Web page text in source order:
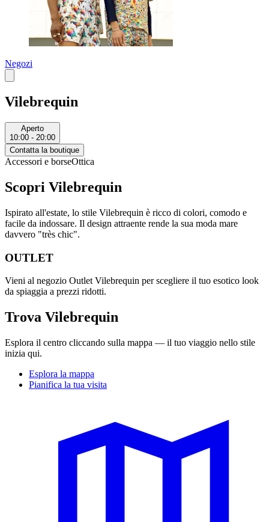
Negozi
Vilebrequin
Aperto
10:00 - 20:00
Contatta la boutique
Accessori e borseOttica
Scopri Vilebrequin
Ispirato all'estate, lo stile Vilebrequin è ricco di colori, comodo e
facile da indossare. Il design attraente rende la sua moda mare
davvero "très chic".
OUTLET
Vieni al negozio Outlet Vilebrequin per scegliere il tuo esotico look
da spiaggia a prezzi ridotti.
Trova Vilebrequin
Esplora il centro cliccando sulla mappa — il tuo viaggio nello stile
inizia qui.
Esplora la mappa
Pianifica la tua visita